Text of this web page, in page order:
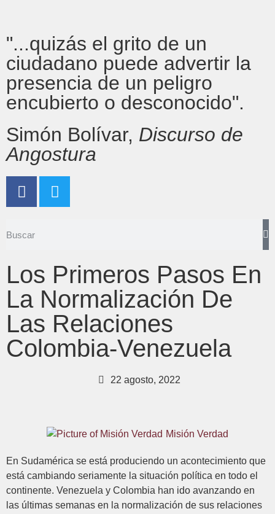
"...quizás el grito de un
ciudadano puede advertir la
presencia de un peligro
encubierto o desconocido".
Simón Bolívar, Discurso de
Angostura
Los Primeros Pasos En
La Normalización De
Las Relaciones
Colombia-Venezuela
22 agosto, 2022
Misión Verdad
En Sudamérica se está produciendo un acontecimiento que
está cambiando seriamente la situación política en todo el
continente. Venezuela y Colombia han ido avanzando en
las últimas semanas en la normalización de sus relaciones